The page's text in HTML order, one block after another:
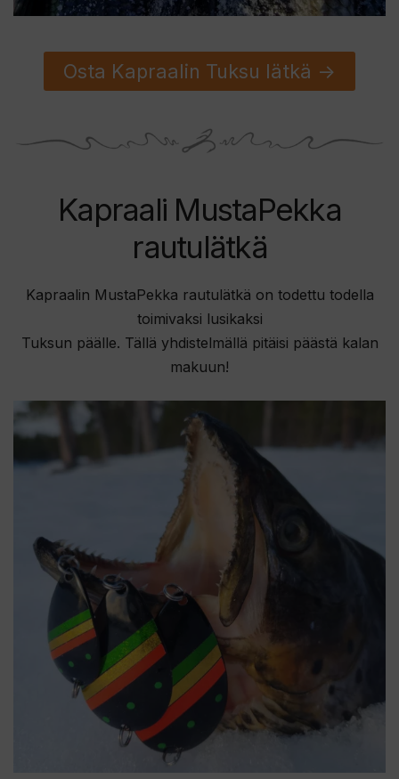
Osta Kapraalin Tuksu lätkä ->
Kapraali MustaPekka
rautulätkä
Kapraalin MustaPekka rautulätkä on todettu todella
toimivaksi lusikaksi
Tuksun päälle. Tällä yhdistelmällä pitäisi päästä kalan
makuun!